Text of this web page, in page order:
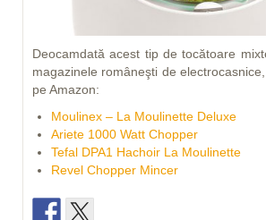
Deocamdată acest tip de tocătoare
magazinele româneşti de
pe Amazon:
Moulinex – La Moulinette Deluxe
Ariete 1000 Watt Chopper
Tefal DPA1 Hachoir La Moulinette
Revel Chopper Mincer